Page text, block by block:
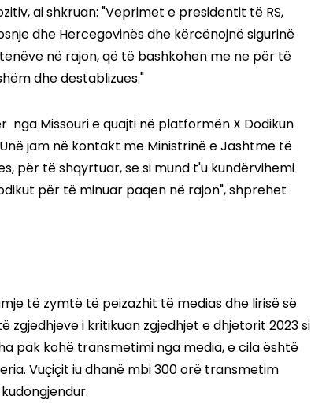
ai shkruan: "Veprimet e presidentit të RS,
dhe Hercegovinës dhe kërcënojnë sigurinë
në rajon, që të bashkohen me ne për të
dhe destablizues."
nga Missouri e quajti në platformën X Dodikun
jam në kontakt me Ministrinë e Jashtme të
për të shqyrtuar, se si mund t'u kundërvihemi
për të minuar paqen në rajon", shprehet
të zymtë të peizazhit të medias dhe lirisë së
i kritikuan zgjedhjet e dhjetorit 2023 si
pak kohë transmetimi nga media, e cila është
Vuçiçit iu dhanë mbi 300 orë transmetim